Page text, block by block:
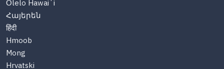
Ōlelo Hawaiʻi
Հայերեն
हिंदी
Hmoob
Mong
Hrvatski